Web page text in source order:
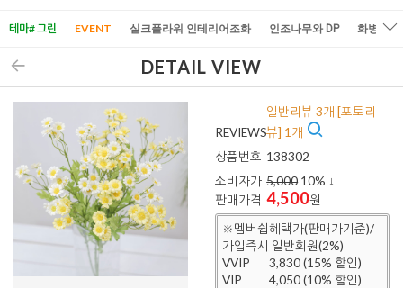
테마# 그린 EVENT 실크플라워 인테리어조화 인조나무와 DP 화병/화
DETAIL VIEW
REVIEWS
일반리뷰 3개 [포토리
뷰] 1개
상품번호 138302
소비자가 5,000 10% ↓
판매가격 4,500원
※멤버쉽혜택가(판매가기준)/
가입즉시 일반회원(2%)
VVIP
3,830 (15% 할인)
VIP
4,050 (10% 할인)